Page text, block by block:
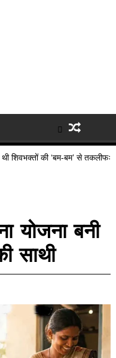
शिवभक्तों की ‘बम-बम’ से तकलीफः
योजना बनी
साथी